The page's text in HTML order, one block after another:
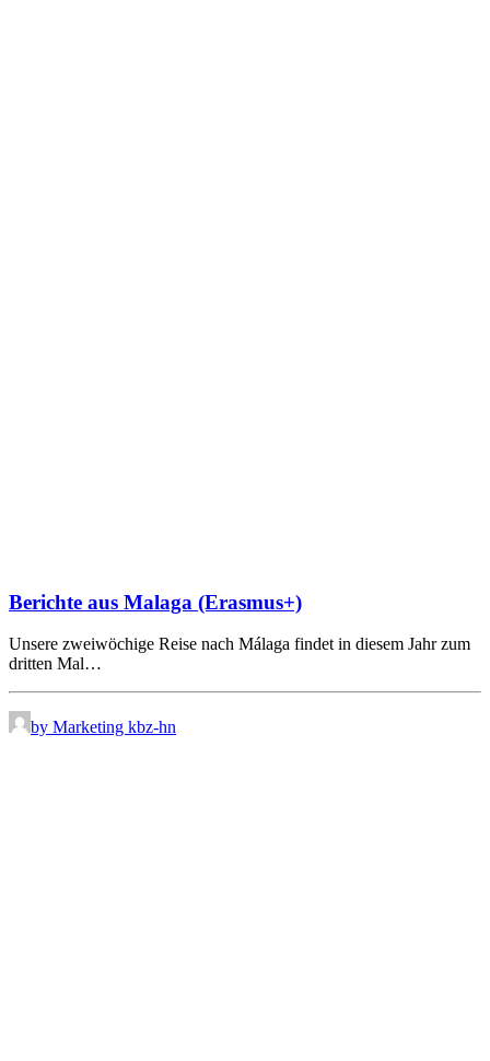
Berichte aus Malaga (Erasmus+)
Unsere zweiwöchige Reise nach Málaga findet in diesem Jahr zum
dritten Mal…
by Marketing kbz-hn